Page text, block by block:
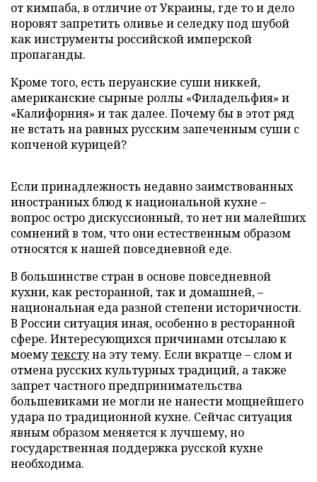
от кимпаба, в отличие от Украины, где то и дело
норовят запретить оливье и селедку под шубой
как инструменты российской имперской
пропаганды.
Кроме того, есть перуанские суши никкей,
американские сырные роллы «Филадельфия» и
«Калифорния» и так далее. Почему бы в этот ряд
не встать на равных русским запеченным суши с
копченой курицей?
Если принадлежность недавно заимствованных
иностранных блюд к национальной кухне –
вопрос остро дискуссионный, то нет ни малейших
сомнений в том, что они естественным образом
относятся к нашей повседневной еде.
В большинстве стран в основе повседневной
кухни, как ресторанной, так и домашней, –
национальная еда разной степени историчности.
В России ситуация иная, особенно в ресторанной
сфере. Интересующихся причинами отсылаю к
моемутекстуна эту тему. Если вкратце – слом и
отмена русских культурных традиций, а также
запрет частного предпринимательства
большевиками не могли не нанести мощнейшего
удара по традиционной кухне. Сейчас ситуация
явным образом меняется к лучшему, но
государственная поддержка русской кухне
необходима.